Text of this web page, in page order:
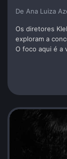
De Ana Luiza
Os diretores
exploram a
O foco aqui é a